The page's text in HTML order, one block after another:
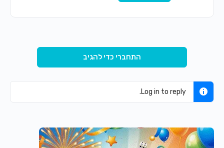
התחברי כדי להגיב
Log in to reply.